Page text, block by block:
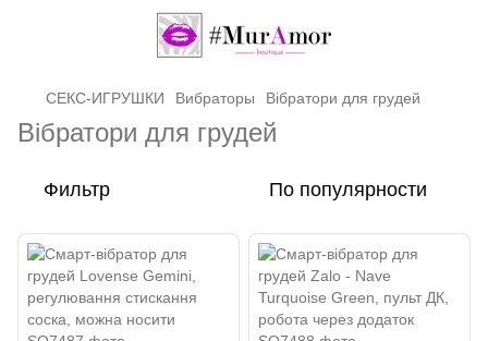
СЕКС-ИГРУШКИ Вибраторы Вібратори для грудей
Вібратори для грудей
Фильтр По популярности